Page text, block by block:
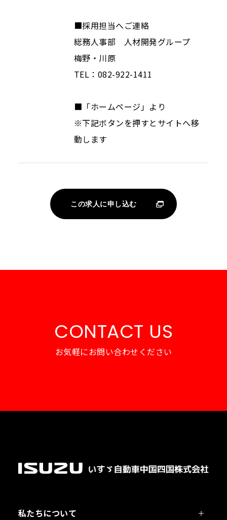
■採用担当へご連絡
総務人事部 人材開発グループ
梅野・川原
TEL：082-922-1411
■「ホームページ」より
※下記ボタンを押すとサイトへ移
動します
この求人に申し込む
CONTACT US
お気軽にお問い合わせください
私たちについて